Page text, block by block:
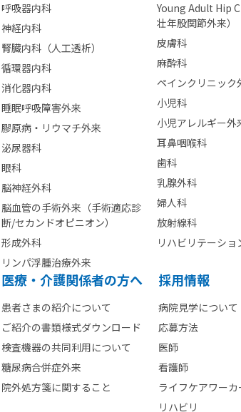
呼吸器内科
神経内科
腎臓内科（人工透析）
循環器内科
消化器内科
睡眠呼吸障害外来
膠原病・リウマチ外来
泌尿器科
眼科
脳神経外科
脳血管の手術外来（手術適応診
断/セカンドオピニオン）
形成外科
リンパ浮腫治療外来
Young Adult Hip
壮年股関節外来）
皮膚科
麻酔科
ペインクリニック
小児科
小児アレルギー外
耳鼻咽喉科
歯科
乳腺外科
婦人科
放射線科
リハビリテーショ
医療・介護関係者の方へ
患者さまの紹介について
ご紹介の書類様式ダウンロード
検査機器の共同利用について
糖尿病合併症外来
院外処方箋に関すること
採用情報
病院見学について
応募方法
医師
看護師
ライフケアワー
リハビリ